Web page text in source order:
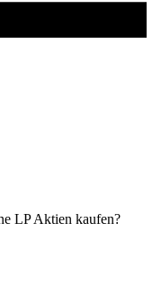
LP Aktien kaufen?